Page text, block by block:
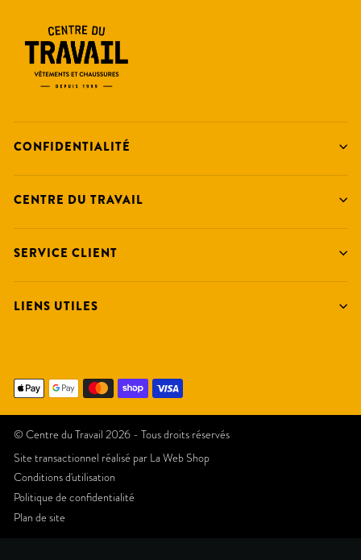
CONFIDENTIALITÉ
CENTRE DU TRAVAIL
SERVICE CLIENT
LIENS UTILES
© Centre du Travail 2026 - Tous droits réservés
Site transactionnel réalisé par La Web Shop
Conditions d'utilisation
Politique de confidentialité
Plan de site